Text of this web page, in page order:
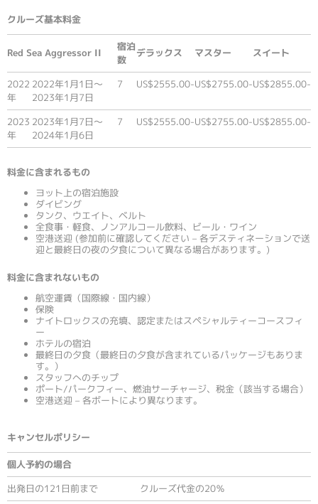
クルーズ基本料金
Red Sea Aggressor II
宿泊
数
デラックス マスター スイート
2022
年
2022年1月1日〜
2023年1月7日
7 US$2555.00-US$2755.00-US$2855.00-
2023
年
2023年1月7日〜
2024年1月6日
7 US$2555.00-US$2755.00-US$2855.00-
料金に含まれるもの
ヨット上の宿泊施設
ダイビング
タンク、ウエイト、ベルト
全食事・軽食、ノンアルコール飲料、ビール・ワイン
空港送迎 (参加前に確認してください – 各デスティネーションで送
迎と最終日の夜の夕食について異なる場合があります。)
料金に含まれないもの
航空運賃（国際線・国内線）
保険
ナイトロックスの充填、認定またはスペシャルティーコースフィ
ー
ホテルの宿泊
最終日の夕食（最終日の夕食が含まれているパッケージもありま
す。）
スタッフへのチップ
ポート/パークフィー、燃油サーチャージ、税金（該当する場合）
空港送迎 – 各ボートにより異なります。
キャンセルポリシー
個人予約の場合
出発日の121日前まで
クルーズ代金の20％